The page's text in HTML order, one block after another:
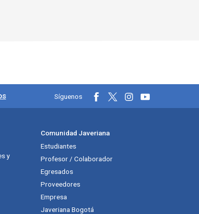
Síguenos
y
Comunidad Javeriana
Estudiantes
Profesor / Colaborador
Egresados
Proveedores
Empresa
Javeriana Bogotá